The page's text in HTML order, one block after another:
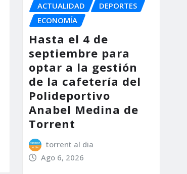
ACTUALIDAD
DEPORTES
ECONOMÍA
Hasta el 4 de
septiembre para
optar a la gestión
de la cafetería del
Polideportivo
Anabel Medina de
Torrent
torrent al dia
Ago 6, 2026